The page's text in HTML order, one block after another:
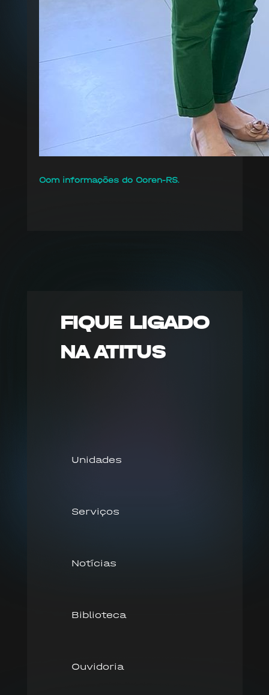
Com informações do Coren-RS.
FIQUE LIGADO
NA ATITUS
Unidades
Serviços
Notícias
Biblioteca
Ouvidoria